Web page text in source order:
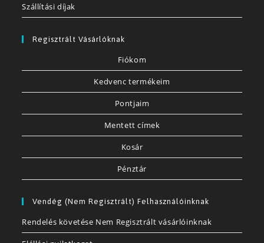
Szállítási díjak
Regisztrált Vásárlóknak
Fiókom
Kedvenc termékeim
Pontjaim
Mentett címek
Kosár
Pénztár
Vendég (nem Regisztrált) Felhasználóinknak
Rendelés követése Nem Regisztrált vásárlóinknak